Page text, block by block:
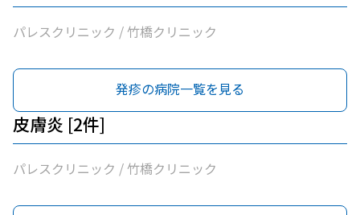
パレスクリニック / 竹橋クリニック
発疹の病院一覧を見る
皮膚炎 [2件]
パレスクリニック / 竹橋クリニック